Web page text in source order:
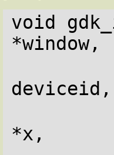
void
*window,
deviceid,
*x,